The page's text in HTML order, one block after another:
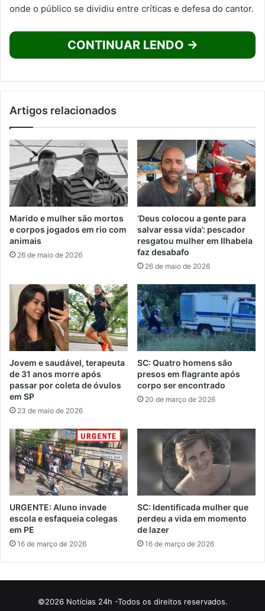
onde o público se dividiu entre críticas e defesa do cantor.
CONTINUAR LENDO →
Artigos relacionados
Marido e mulher são mortos
e corpos jogados em rio com
animais
26 de maio de 2026
‘Deus colocou a gente para
salvar essa vida’: pescador
resgatou mulher em Ilhabela
faz desabafo
26 de maio de 2026
Jovem e saudável, terapeuta
de 31 anos morre após
passar por coleta de óvulos
em SP
23 de maio de 2026
SC: Quatro homens são
presos em flagrante após
corpo ser encontrado
20 de março de 2026
URGENTE: Aluno invade
escola e esfaqueia colegas
em PE
16 de março de 2026
SC: Identificada mulher que
perdeu a vida em momento
de lazer
16 de março de 2026
©2026 Notícias 24h -Todos os direitos reservados.